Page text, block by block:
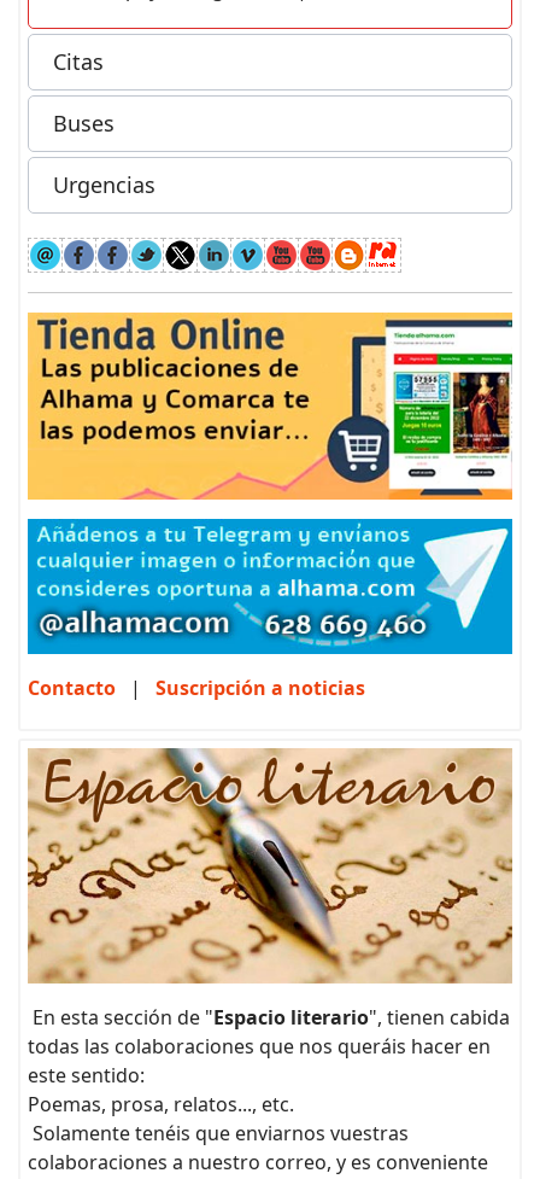
Citas
Buses
Urgencias
Contacto | Suscripción a noticias
En esta sección de "Espacio literario", tienen cabida
todas las colaboraciones que nos queráis hacer en
este sentido:
Poemas, prosa, relatos..., etc.
Solamente tenéis que enviarnos vuestras
colaboraciones a nuestro correo, y es conveniente